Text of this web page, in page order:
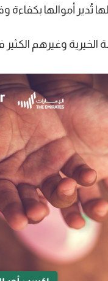
تُدير أموالها بكفاءة
وغيرهم الكثير